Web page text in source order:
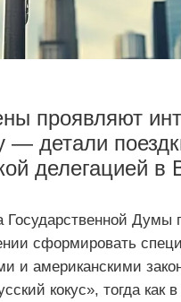
проявляют
— детали
делегацией в
Государственной
сформировать
и американскими
кокус», тогда как